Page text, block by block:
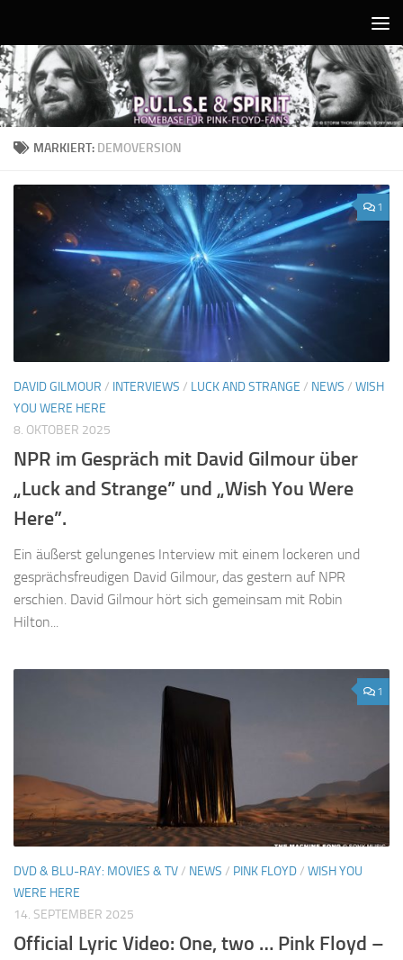
MARKIERT: DEMOVERSION
1
DAVID GILMOUR / INTERVIEWS / LUCK AND STRANGE / NEWS / WISH
YOU WERE HERE
8. OKTOBER 2025
NPR im Gespräch mit David Gilmour über
„Luck and Strange” und „Wish You Were
Here”.
Ein äußerst gelungenes Interview mit einem lockeren und
gesprächsfreudigen David Gilmour, das gestern auf NPR
erschien. David Gilmour hört sich gemeinsam mit Robin
Hilton...
1
DVD & BLU-RAY: MOVIES & TV/ NEWS / PINK FLOYD/ WISH YOU
WERE HERE
14. SEPTEMBER 2025
Official Lyric Video: One, two … Pink Floyd –